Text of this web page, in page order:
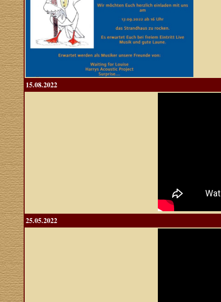
15.08.2022
25.05.2022